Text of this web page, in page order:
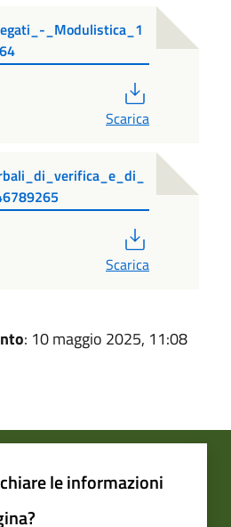
_Modulistica_1
Scarica
Scarica
: 10 maggio 2025, 11:08
le informazioni